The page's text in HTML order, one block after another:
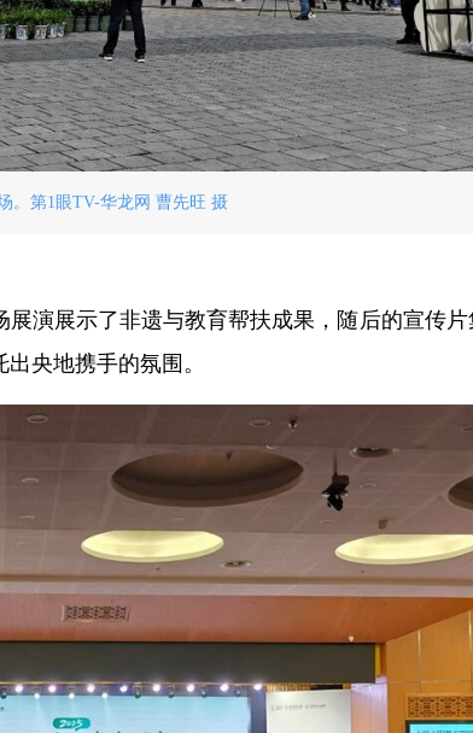
。第1眼TV-华龙网 曹先旺 摄
演展示了非遗与教育帮扶成果，随后的宣传
央地携手的氛围。